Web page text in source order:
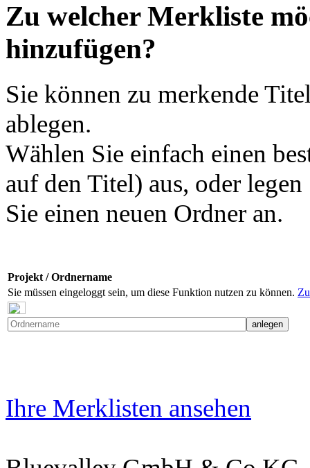
Zu welcher Merkliste
hinzufügen?
Sie können zu merkende
ablegen.
Wählen Sie einfach einen
auf den Titel) aus, oder legen
Sie einen neuen Ordner an.
Projekt / Ordnername
Sie müssen eingeloggt sein, um diese Funktion nutzen zu können.
Ihre Merklisten ansehen